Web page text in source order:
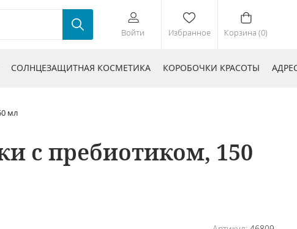
Войти Избранное Корзина (0)
СОЛНЦЕЗАЩИТНАЯ КОСМЕТИКА КОРОБОЧКИ КРАСОТЫ
мл
с пребиотиком, 150